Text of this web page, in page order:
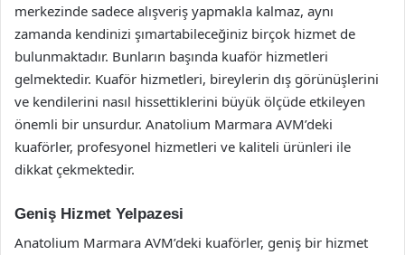
merkezinde sadece alışveriş yapmakla kalmaz, aynı
zamanda kendinizi şımartabileceğiniz birçok hizmet de
bulunmaktadır. Bunların başında kuaför hizmetleri
gelmektedir. Kuaför hizmetleri, bireylerin dış görünüşlerini
ve kendilerini nasıl hissettiklerini büyük ölçüde etkileyen
önemli bir unsurdur. Anatolium Marmara AVM’deki
kuaförler, profesyonel hizmetleri ve kaliteli ürünleri ile
dikkat çekmektedir.
Geniş Hizmet Yelpazesi
Anatolium Marmara AVM’deki kuaförler, geniş bir hizmet